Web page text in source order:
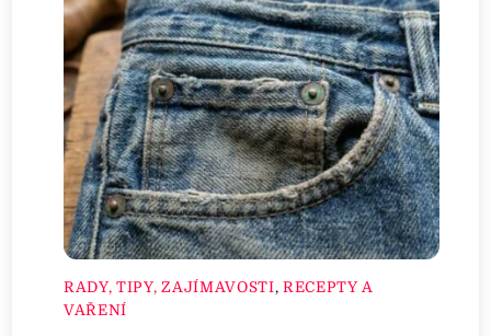
RADY, TIPY, ZAJÍMAVOSTI, RECEPTY A
VAŘENÍ